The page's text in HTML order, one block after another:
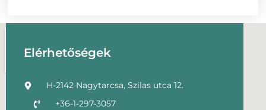
Elérhetőségek
H-2142 Nagytarcsa, Szilas utca 12.
+36-1-297-3057